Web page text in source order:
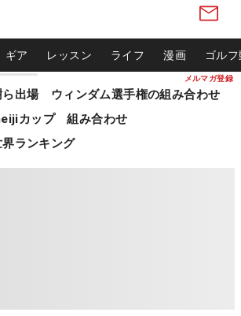
メルマガ登録
ギア レッスン ライフ 漫画 ゴル
ら出場 ウィンダム選手権の組み合わせ
カップ 組み合わせ
ランキング